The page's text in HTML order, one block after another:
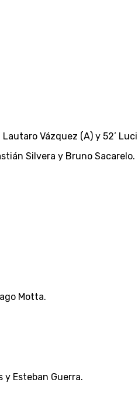
Lautaro Vázquez (A) y 52’
Silvera y Bruno Sacarelo.
Motta.
Esteban Guerra.